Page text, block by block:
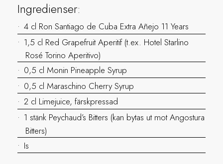
Ingredienser:
4 cl Ron Santiago de Cuba Extra Añejo 11 Years
1,5 cl Red Grapefruit Aperitif (t.ex. Hotel Starlino
Rosé Torino Aperitivo)
0,5 cl Monin Pineapple Syrup
0,5 cl Maraschino Cherry Syrup
2 cl Limejuice, färskpressad
1 stänk Peychaud’s Bitters (kan bytas ut mot Angostura
Bitters)
Is